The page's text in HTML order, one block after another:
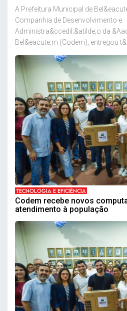
A Prefeitura Municipal de
Companhia de Desenvolvimento e
Administra&ccedil;&atilde;o da
Bel&eacute;m (Codem), entregou
TECNOLOGIA E EFICIÊNCIA
Codem recebe novos
atendimento à população